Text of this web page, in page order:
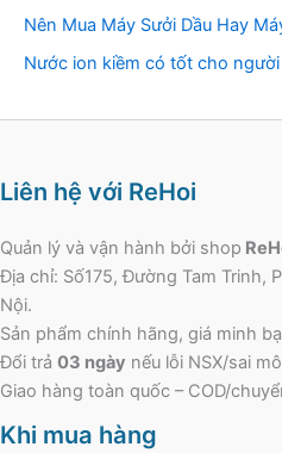
Nên Mua Máy Sưởi Dầu Hay
Nước ion kiềm có tốt cho
Liên hệ với ReHoi
Quản lý và vận hành bởi shop
Địa chỉ: Số175, Đường Tam Trinh,
Nội.
Sản phẩm chính hãng, giá minh
Đổi trả 03 ngày nếu lỗi NSX/sai
Giao hàng toàn quốc – COD/
Khi mua hàng